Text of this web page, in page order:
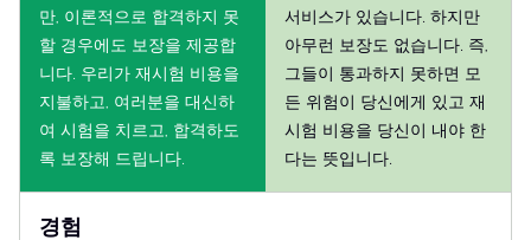
만, 이론적으로 합격하지 못
할 경우에도 보장을 제공합
니다. 우리가 재시험 비용을
지불하고, 여러분을 대신하
여 시험을 치르고, 합격하도
록 보장해 드립니다.
서비스가 있습니다. 하지만
아무런 보장도 없습니다. 즉,
그들이 통과하지 못하면 모
든 위험이 당신에게 있고 재
시험 비용을 당신이 내야 한
다는 뜻입니다.
경험